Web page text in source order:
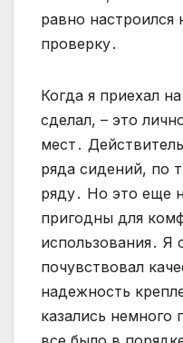
равно настроился
проверку․
Когда я приехал
сделал, – это
мест․
ряда сидений, по
ряду․ Но это еще
пригодны для
использования․ Я
почувствовал
надежность
казались